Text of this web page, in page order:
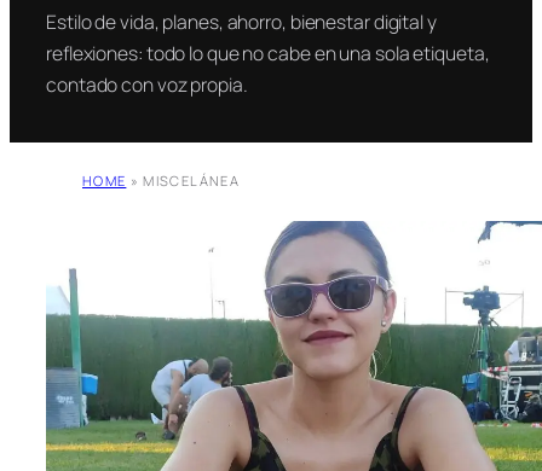
Estilo de vida, planes, ahorro, bienestar digital y
reflexiones: todo lo que no cabe en una sola etiqueta,
contado con voz propia.
HOME » MISCELÁNEA